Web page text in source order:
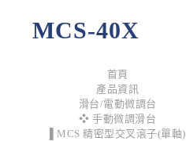
MCS-40X
首頁
產品資訊
滑台/電動微調台
❖ 手動微調滑台
▌MCS 精密型交叉滾子(單軸)